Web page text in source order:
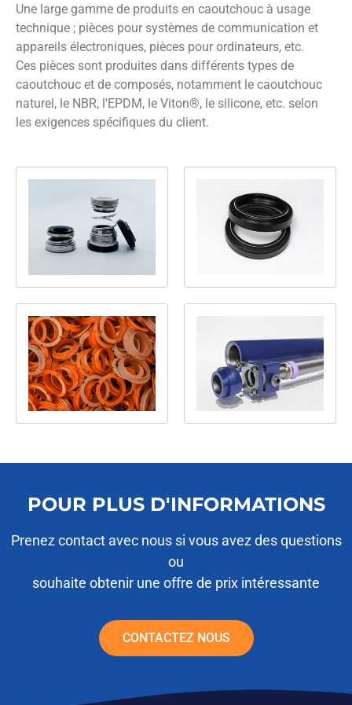
Une large gamme de produits en caoutchouc à usage
technique ; pièces pour systèmes de communication et
appareils électroniques, pièces pour ordinateurs, etc.
Ces pièces sont produites dans différents types de
caoutchouc et de composés, notamment le caoutchouc
naturel, le NBR, l'EPDM, le Viton®, le silicone, etc. selon
les exigences spécifiques du client.
POUR PLUS D'INFORMATIONS
Prenez contact avec nous si vous avez des questions
ou
souhaite obtenir une offre de prix intéressante
CONTACTEZ NOUS